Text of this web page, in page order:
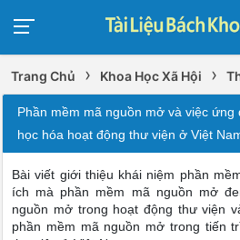
Trang Chủ › Khoa Học Xã Hội ›
Phần mềm mã nguồn mở và việc ứng
học hóa hoạt động thư viện ở Việt
Bài viết giới thiệu khái niệm phần
ích mà phần mềm mã nguồn mở
nguồn mở trong hoạt động thư viện
phần mềm mã nguồn mở trong tiến